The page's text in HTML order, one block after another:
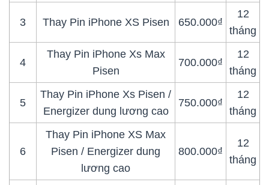
3 Thay Pin iPhone XS Pisen 650.000₫
12
tháng
4
Thay Pin iPhone Xs Max
Pisen
700.000₫
12
tháng
5
Thay Pin iPhone Xs Pisen /
Energizer dung lương cao
750.000₫
12
tháng
6
Thay Pin iPhone XS Max
Pisen / Energizer dung
lương cao
800.000₫
12
tháng